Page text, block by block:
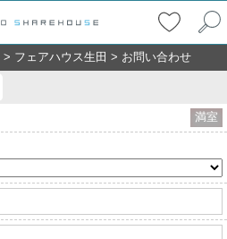
> フェアハウス生田 > お問い合わせ
満室